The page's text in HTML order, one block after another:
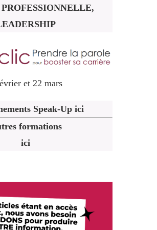
et 22 mars
Speak-Up ici
formations
ici